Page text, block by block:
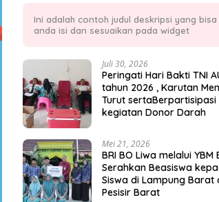
Ini adalah contoh judul deskripsi yang bisa
anda isi dan sesuaikan pada widget
Juli 30, 2026
Peringati Hari Bakti TNI
tahun 2026 , Karutan
Turut
kegiatan Donor Darah
Mei 21, 2026
BRI BO Liwa melalui YBM
Serahkan Beasiswa
Siswa di Lampung Barat
Pesisir Barat